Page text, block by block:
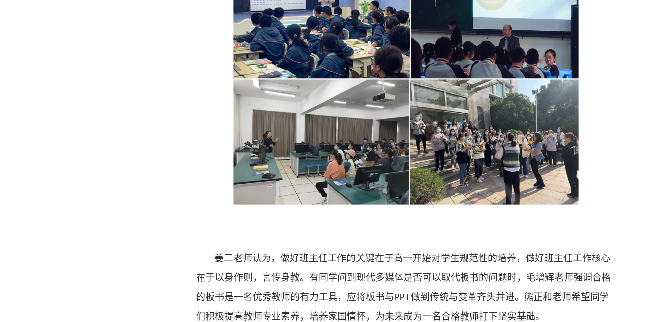
姜三老师认为，做好班主任工作的关键在于高一开始对学生规范性的培养，做好班主任工作核心
在于以身作则，言传身教。有同学问到现代多媒体是否可以取代板书的问题时，毛增辉老师强调合格
的板书是一名优秀教师的有力工具，应将板书与PPT做到传统与变革齐头并进。熊正和老师希望同学
们积极提高教师专业素养，培养家国情怀，为未来成为一名合格教师打下坚实基础。